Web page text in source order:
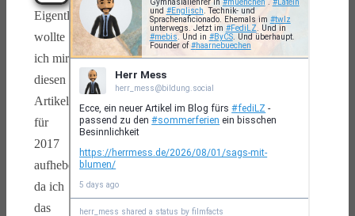
Eigentlich
wollte
ich mir
diesen
Artikel
für
2017
aufheben,
da ich
das